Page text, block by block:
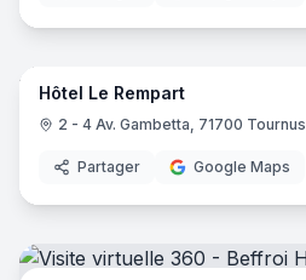
Hôtel Le Rempart
2 - 4 Av. Gambetta, 71700 Tournus
Partager Google Maps